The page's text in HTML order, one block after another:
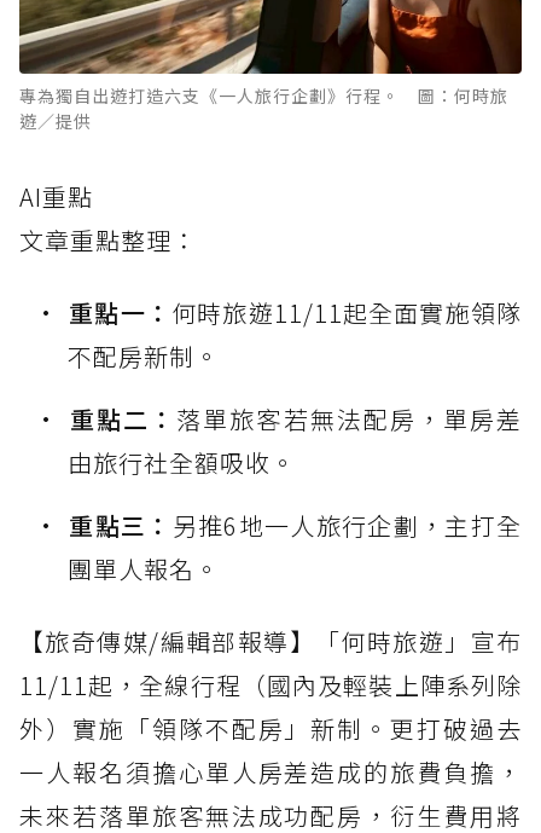
專為獨自出遊打造六支《一人旅行企劃》行程。 圖：何時旅
遊／提供
AI重點
文章重點整理：
重點一： 何時旅遊11/11起全面實施領隊
不配房新制。
重點二： 落單旅客若無法配房，單房差
由旅行社全額吸收。
重點三： 另推6地一人旅行企劃，主打全
團單人報名。
【旅奇傳媒/編輯部報導】「何時旅遊」宣布
11/11起，全線行程（國內及輕裝上陣系列除
外）實施「領隊不配房」新制。更打破過去
一人報名須擔心單人房差造成的旅費負擔，
未來若落單旅客無法成功配房，衍生費用將